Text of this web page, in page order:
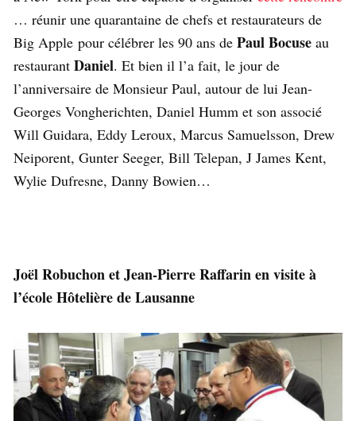
… réunir une quarantaine de chefs et restaurateurs de
Big Apple pour célébrer les 90 ans de Paul Bocuse au
restaurant Daniel. Et bien il l’a fait, le jour de
l’anniversaire de Monsieur Paul, autour de lui Jean-
Georges Vongherichten, Daniel Humm et son associé
Will Guidara, Eddy Leroux, Marcus Samuelsson, Drew
Neiporent, Gunter Seeger, Bill Telepan, J James Kent,
Wylie Dufresne, Danny Bowien…
Joël Robuchon et Jean-Pierre Raffarin en visite à
l’école Hôtelière de Lausanne